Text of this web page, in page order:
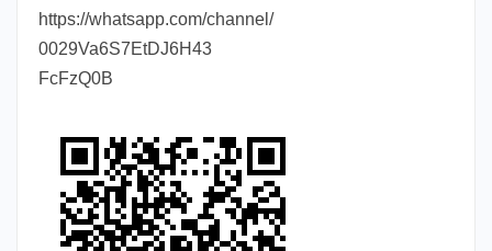
https://whatsapp.com/channel/
0029Va6S7EtDJ6H43
FcFzQ0B